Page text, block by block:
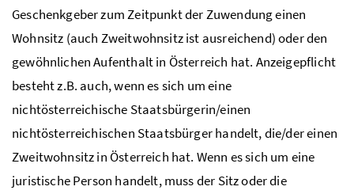
Geschenkgeber zum Zeitpunkt der Zuwendung einen
Wohnsitz (auch Zweitwohnsitz ist ausreichend) oder den
gewöhnlichen Aufenthalt in Österreich hat. Anzeigepflicht
bestehtz.B. auch, wenn es sich um eine
nichtösterreichische Staatsbürgerin/einen
nichtösterreichischen Staatsbürger handelt, die/der einen
Zweitwohnsitz in Österreich hat. Wenn es sich um eine
juristische Person handelt, muss der Sitz oder die